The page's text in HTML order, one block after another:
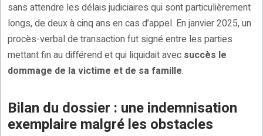
sans attendre les délais judiciaires qui sont particulièrement
longs, de deux à cinq ans en cas d’appel. En janvier 2025, un
procès-verbal de transaction fut signé entre les parties
mettant fin au différend et qui liquidait avec succès le
dommage de la victime et de sa famille.
Bilan du dossier : une indemnisation
exemplaire malgré les obstacles